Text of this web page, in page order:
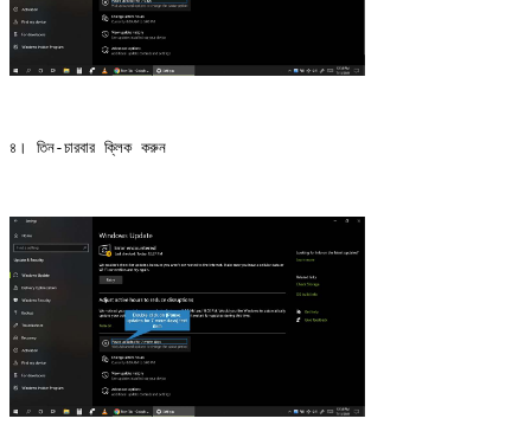
৪। তিন-চারবার ক্লিক করুন